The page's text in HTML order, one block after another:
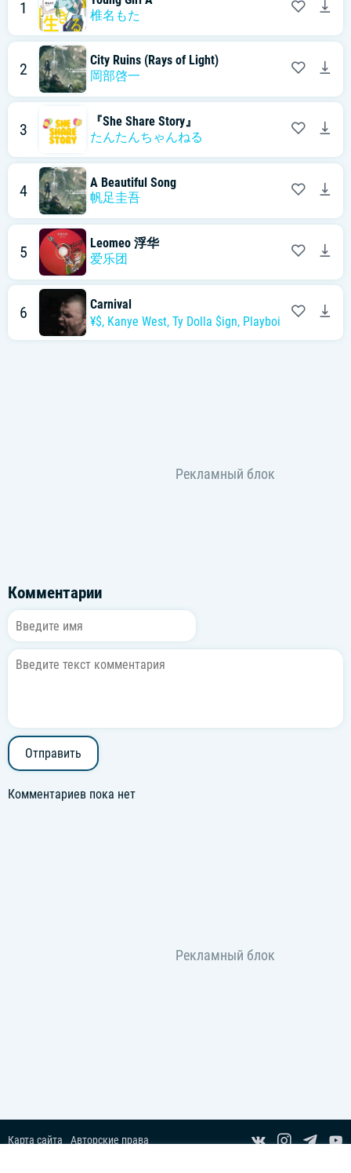
1
椎名もた
2
City Ruins (Rays of Light)
岡部啓一
3
『She Share Story』
たんたんちゃんねる
4
A Beautiful Song
帆足圭吾
5
Leomeo 浮华
爱乐团
6
Carnival
¥$, Kanye West, Ty Dolla $ign, Playboi Carti Rich
Комментарии
Отправить
Комментариев пока нет
Карта сайта
Авторские права